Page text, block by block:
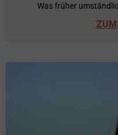
Was früher
ZUM